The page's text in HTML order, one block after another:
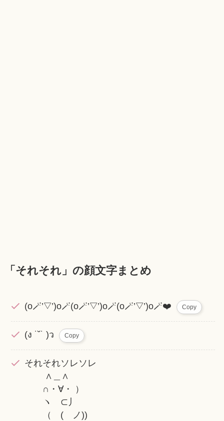
「それそれ」の顔文字まとめ
(o🪄’▽’)o🪄(o🪄’▽’)o🪄(o🪄’▽’)o🪄❤️ Copy
(ง ˙˘˙ )ว Copy
それそれソレソレ
∧＿∧
∩・∀・ ）
ヽ ⊂丿
（ ( ノ))